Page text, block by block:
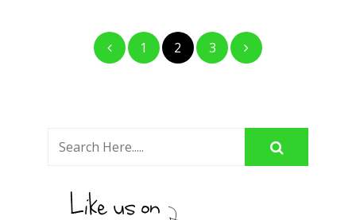
Posts
pagination
1 2 3